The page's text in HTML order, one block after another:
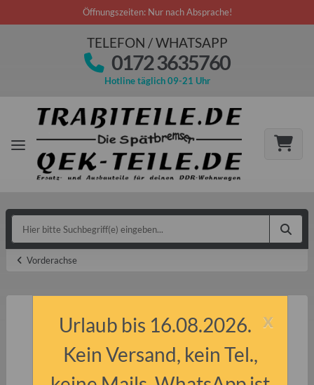
Öffnungszeiten: Nur nach Absprache!
TELEFON / WHATSAPP
0172 3635760
Hotline täglich 09-21 Uhr
Vorderachse
x
Urlaub bis 16.08.2026.
Kein Versand, kein Tel.,